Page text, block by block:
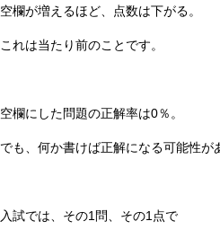
空欄が増えるほど、点数は下がる。
これは当たり前のことです。
空欄にした問題の正解率は0％。
でも、何か書けば正解になる可能性が
入試では、その1問、その1点で